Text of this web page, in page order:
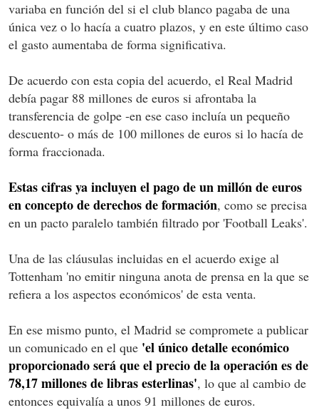
variaba en función del si el club blanco pagaba de una
única vez o lo hacía a cuatro plazos, y en este último caso
el gasto aumentaba de forma significativa.
De acuerdo con esta copia del acuerdo, el Real Madrid
debía pagar 88 millones de euros si afrontaba la
transferencia de golpe -en ese caso incluía un pequeño
descuento- o más de 100 millones de euros si lo hacía de
forma fraccionada.
Estas cifras ya incluyen el pago de un millón de euros
en concepto de derechos de formación, como se precisa
en un pacto paralelo también filtrado por 'Football Leaks'.
Una de las cláusulas incluidas en el acuerdo exige al
Tottenham 'no emitir ninguna anota de prensa en la que se
refiera a los aspectos económicos' de esta venta.
En ese mismo punto, el Madrid se compromete a publicar
un comunicado en el que 'el único detalle económico
proporcionado será que el precio de la operación es de
78,17 millones de libras esterlinas', lo que al cambio de
entonces equivalía a unos 91 millones de euros.